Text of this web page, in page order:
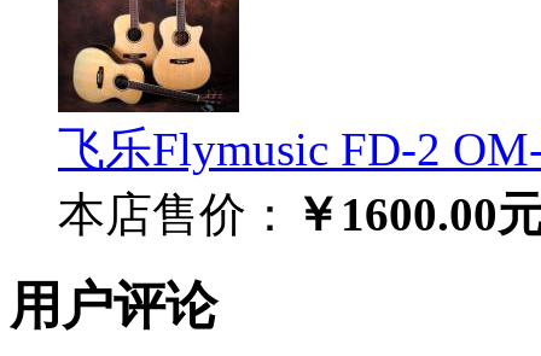
飞乐Flymusic FD-2
本店售价：
￥1600.00
用户评论